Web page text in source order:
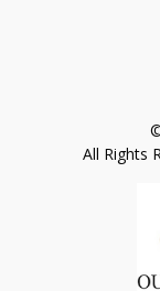
All Rights